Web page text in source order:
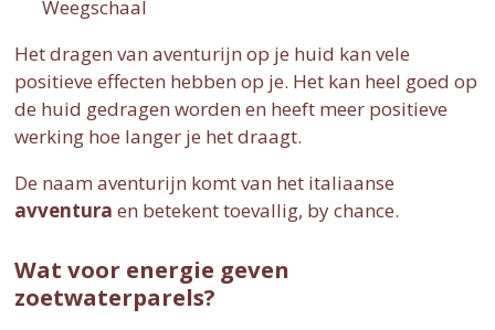
Weegschaal
Het dragen van aventurijn op je huid kan vele
positieve effecten hebben op je. Het kan heel goed op
de huid gedragen worden en heeft meer positieve
werking hoe langer je het draagt.
De naam aventurijn komt van het italiaanse
avventura en betekent toevallig, by chance.
Wat voor energie geven
zoetwaterparels?